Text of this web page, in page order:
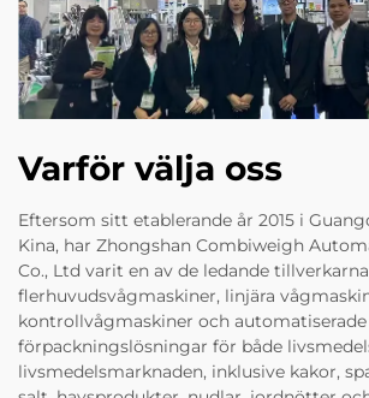
Varför välja oss
Eftersom sitt etablerande år 2015 i
Kina, har Zhongshan Combiweigh
Co., Ltd varit en av de ledande
flerhuvudsvågmaskiner, linjära
kontrollvågmaskiner och automatiserade
förpackningslösningar för både
livsmedelsmarknaden, inklusive kakor,